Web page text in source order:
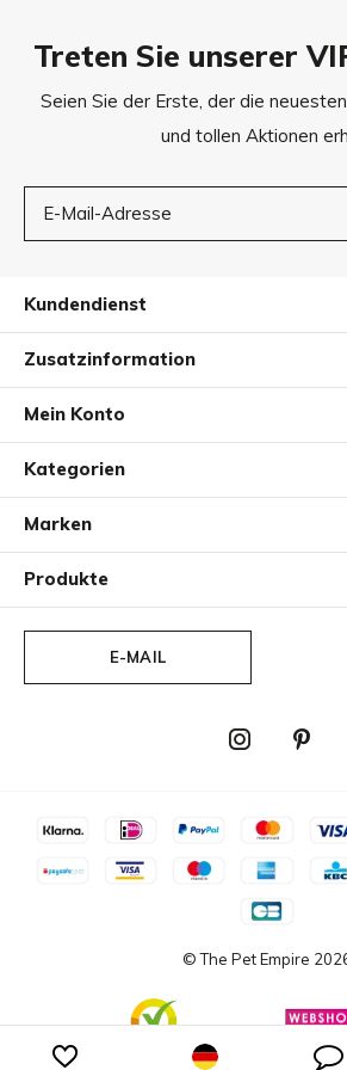
KEINEsynthetischen Konservierungs-,
Farbstoffe, Petrochemikalien oder
Inhaltsstoffe.
Das Puro Hundeshampoo ist in einer
Treten Sie unserer
Seien Sie der Erste, der die
und tollen Aktionen
Kundendienst
Zusatzinformation
Mein Konto
Kategorien
Marken
Produkte
E-MAIL
© The Pet Empire